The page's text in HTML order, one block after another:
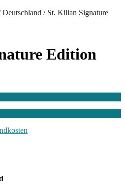
Deutschland / St. Kilian Signature
Edition